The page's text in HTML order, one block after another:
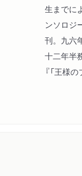
生までに
ンソロジ
刊。九六
十二年半
『「王様